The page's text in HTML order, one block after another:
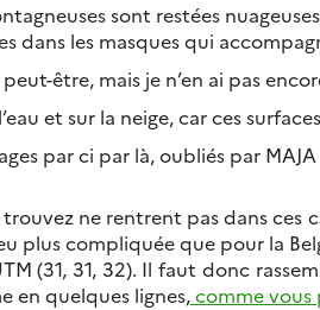
sont restées
dans les masques qui
être, mais je n’en ai pas
et sur la neige, car ces
par ci par là, oubliés par MAJA
ne rentrent pas dans ces
plus compliquée que pour la
(31, 31, 32). Il faut donc
en quelques lignes,comme vous